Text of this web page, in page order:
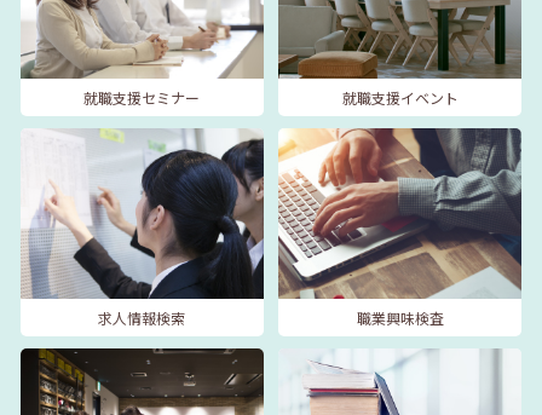
就職支援セミナー 就職支援イベント
求人情報検索 職業興味検査